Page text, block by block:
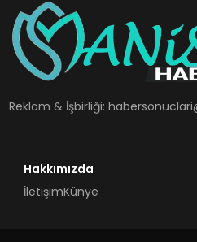
SIYASET
SPOR
TEKNOLOJI
Reklam & İşbirliği:
Hakkımızda
İletişimKünye